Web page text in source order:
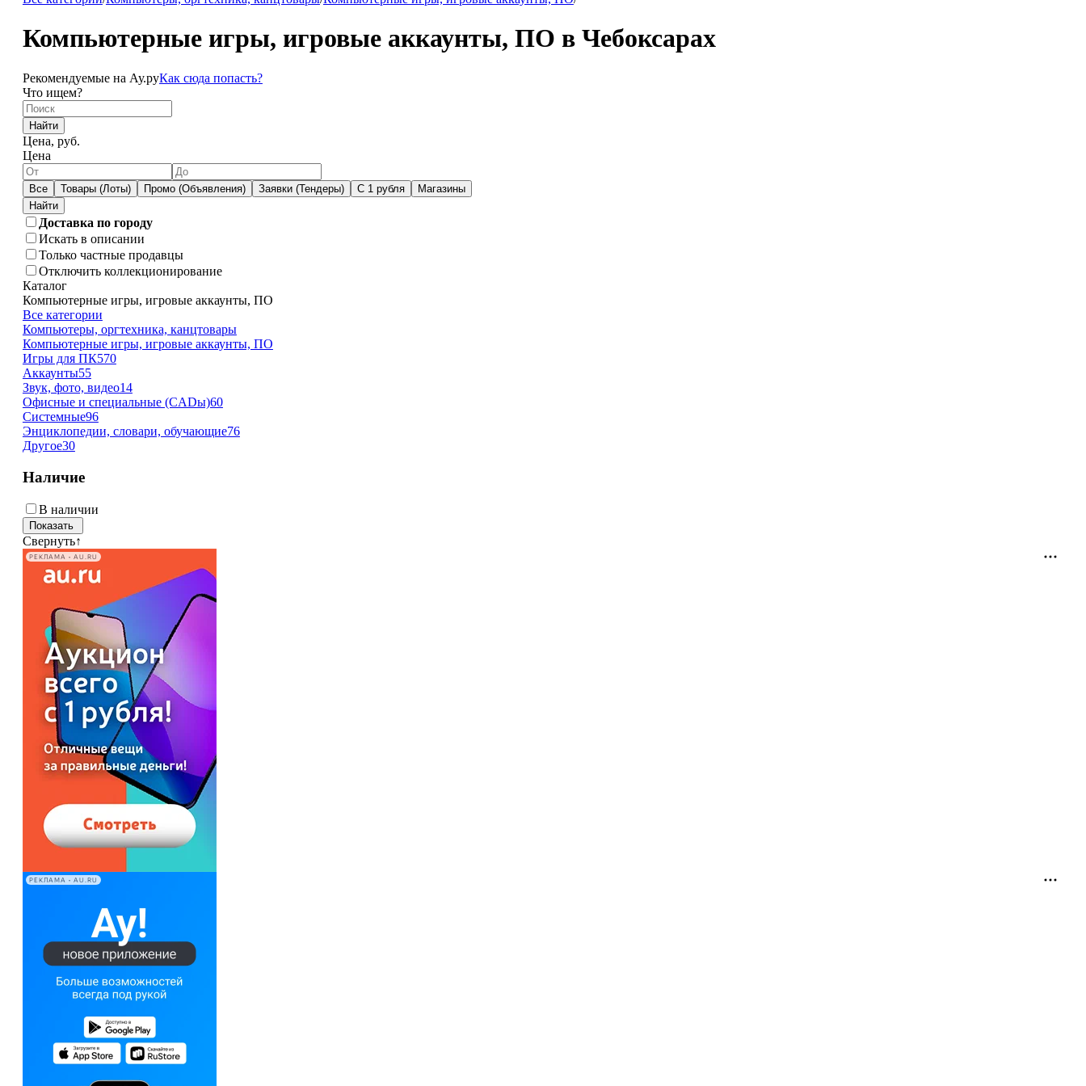
Компьютерные игры, игровые аккаунты, ПО в Чебоксарах
Рекомендуемые на Ау.руКак сюда попасть?
Что ищем?
Найти
Цена, руб.
Цена
Все Товары (Лоты) Промо (Объявления) Заявки (Тендеры) С 1 рубля Магазины
Доставка по городу
Искать в описании
Только частные продавцы
Отключить коллекционирование
Каталог
Компьютерные игры, игровые аккаунты, ПО
Все категории
Компьютеры, оргтехника, канцтовары
Компьютерные игры, игровые аккаунты, ПО
Игры для ПК570
Аккаунты55
Звук, фото, видео14
Офисные и специальные (CADы)60
Системные96
Энциклопедии, словари, обучающие76
Другое30
Наличие
В наличии
Свернуть↑
РЕКЛАМА • AU.RU
РЕКЛАМА • AU.RU